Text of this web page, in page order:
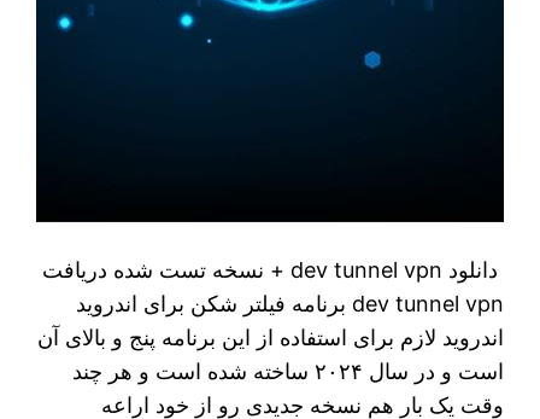
دانلود dev tunnel vpn + نسخه تست شده دریافت
dev tunnel vpn برنامه فیلتر شکن برای اندروید
اندروید لازم برای استفاده از این برنامه پنج و بالای آن
است و در سال ۲۰۲۴ ساخته شده است و هر چند
وقت یک بار هم نسخه جدیدی رو از خود اراعه